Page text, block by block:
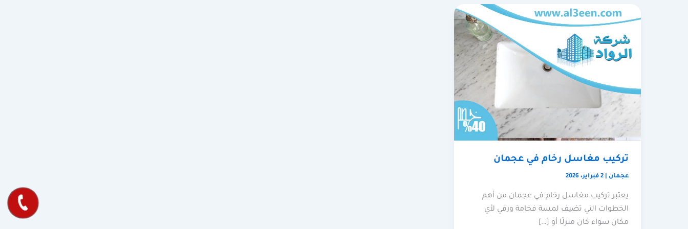
تركيب مغاسل رخام في عجمان
عجمان 2 فبراير، 2026
يعتبر تركيب مغاسل رخام في عجمان من أهم
الخطوات التي تضيف لمسة فخامة ورقي لأي
مكان سواء كان منزلًا أو […]